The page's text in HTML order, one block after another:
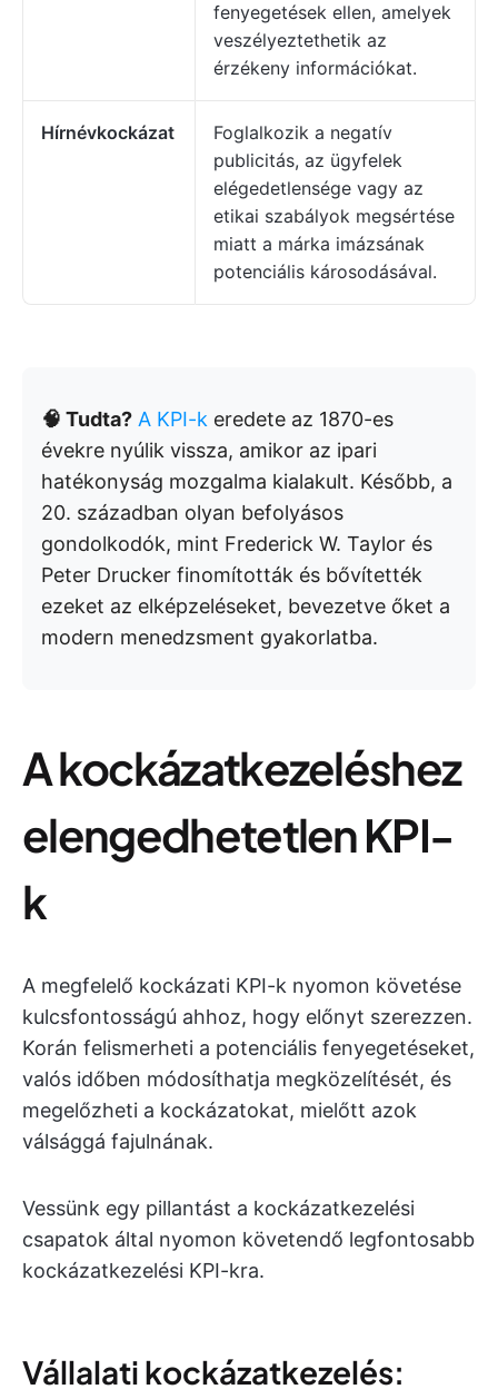
fenyegetések ellen, amelyek
veszélyeztethetik az
érzékeny információkat.
Hírnévkockázat
Foglalkozik a negatív
publicitás, az ügyfelek
elégedetlensége vagy az
etikai szabályok megsértése
miatt a márka imázsának
potenciális károsodásával.
🧠 Tudta? A KPI-k eredete az 1870-es
évekre nyúlik vissza, amikor az ipari
hatékonyság mozgalma kialakult. Később, a
20. században olyan befolyásos
gondolkodók, mint Frederick W. Taylor és
Peter Drucker finomították és bővítették
ezeket az elképzeléseket, bevezetve őket a
modern menedzsment gyakorlatba.
A kockázatkezeléshez
elengedhetetlen KPI-
k
A megfelelő kockázati KPI-k nyomon követése
kulcsfontosságú ahhoz, hogy előnyt szerezzen.
Korán felismerheti a potenciális fenyegetéseket,
valós időben módosíthatja megközelítését, és
megelőzheti a kockázatokat, mielőtt azok
válsággá fajulnának.
Vessünk egy pillantást a kockázatkezelési
csapatok által nyomon követendő legfontosabb
kockázatkezelési KPI-kra.
Vállalati kockázatkezelés: